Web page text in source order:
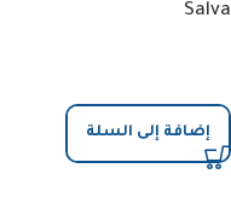
Salva
إضافة إلى السلة